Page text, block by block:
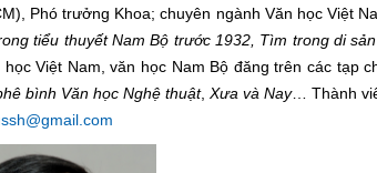
Phó trưởng Khoa; chuyên ngành Văn học Việt
tiểu thuyết Nam Bộ trước 1932, Tìm trong di
học Việt Nam, văn học Nam Bộ đăng trên các tạp
bình Văn học Nghệ thuật,Xưa và Nay… Thành